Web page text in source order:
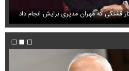
قشنگی که مهران مدیری برایش انجام داد